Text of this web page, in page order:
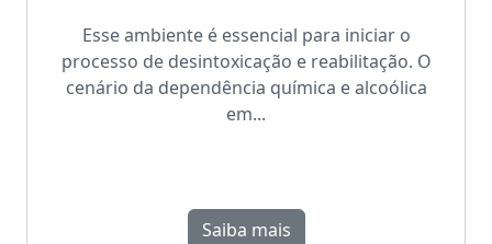
Esse ambiente é essencial para iniciar o
processo de desintoxicação e reabilitação. O
cenário da dependência química e alcoólica
em...
Saiba mais